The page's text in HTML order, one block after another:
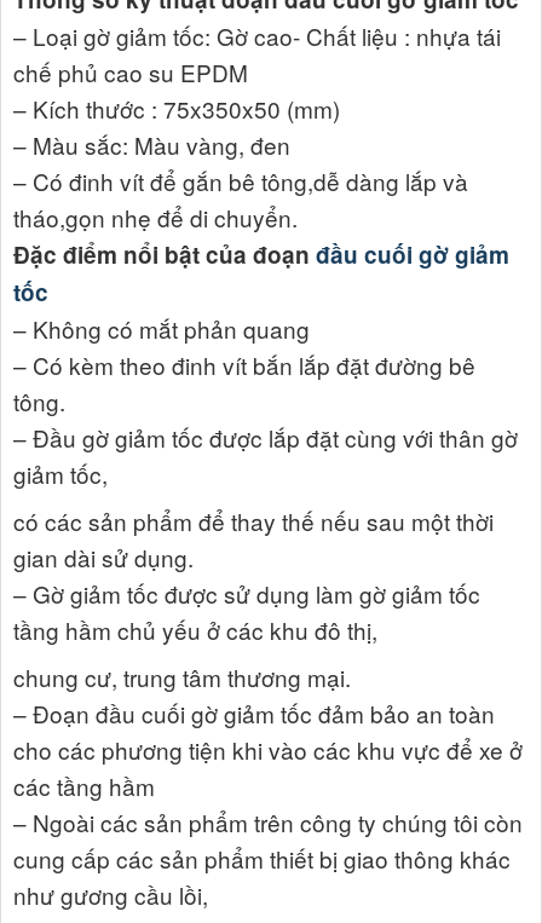
– Loại gờ giảm tốc: Gờ cao- Chất liệu : nhựa tái
chế phủ cao su EPDM
– Kích thước : 75x350x50 (mm)
– Màu sắc: Màu vàng, đen
– Có đinh vít để gắn bê tông,dễ dàng lắp và
tháo,gọn nhẹ để di chuyển.
Đặc điểm nổi bật của đoạn đầu cuối gờ giảm
tốc
– Không có mắt phản quang
– Có kèm theo đinh vít bắn lắp đặt đường bê
tông.
– Đầu gờ giảm tốc được lắp đặt cùng với thân gờ
giảm tốc,
có các sản phẩm để thay thế nếu sau một thời
gian dài sử dụng.
– Gờ giảm tốc được sử dụng làm gờ giảm tốc
tầng hầm chủ yếu ở các khu đô thị,
chung cư, trung tâm thương mại.
– Đoạn đầu cuối gờ giảm tốc đảm bảo an toàn
cho các phương tiện khi vào các khu vực để xe ở
các tầng hầm
– Ngoài các sản phẩm trên công ty chúng tôi còn
cung cấp các sản phẩm thiết bị giao thông khác
như gương cầu lồi,